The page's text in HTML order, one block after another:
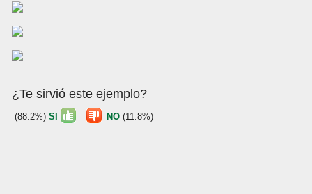
¿Te sirvió este ejemplo?
(88.2%) SI NO (11.8%)